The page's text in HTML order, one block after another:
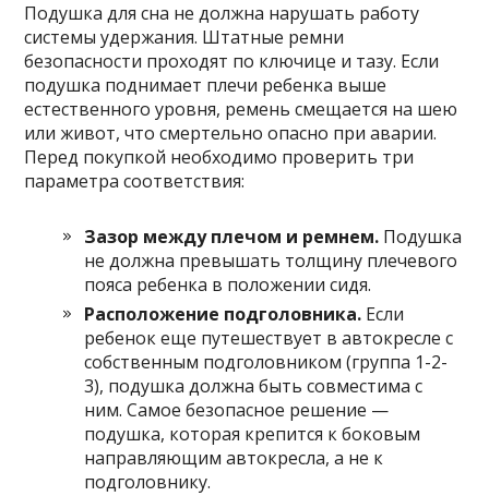
Подушка для сна не должна нарушать работу
системы удержания. Штатные ремни
безопасности проходят по ключице и тазу. Если
подушка поднимает плечи ребенка выше
естественного уровня, ремень смещается на шею
или живот, что смертельно опасно при аварии.
Перед покупкой необходимо проверить три
параметра соответствия:
Зазор между плечом и ремнем. Подушка
не должна превышать толщину плечевого
пояса ребенка в положении сидя.
Расположение подголовника. Если
ребенок еще путешествует в автокресле с
собственным подголовником (группа 1-2-
3), подушка должна быть совместима с
ним. Самое безопасное решение —
подушка, которая крепится к боковым
направляющим автокресла, а не к
подголовнику.